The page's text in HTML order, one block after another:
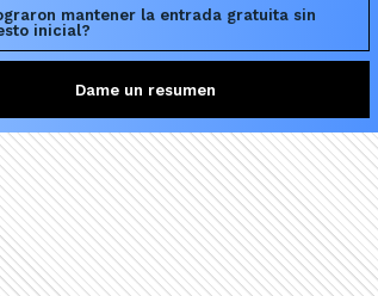
mantener la entrada gratuita sin
inicial?
Dame un resumen